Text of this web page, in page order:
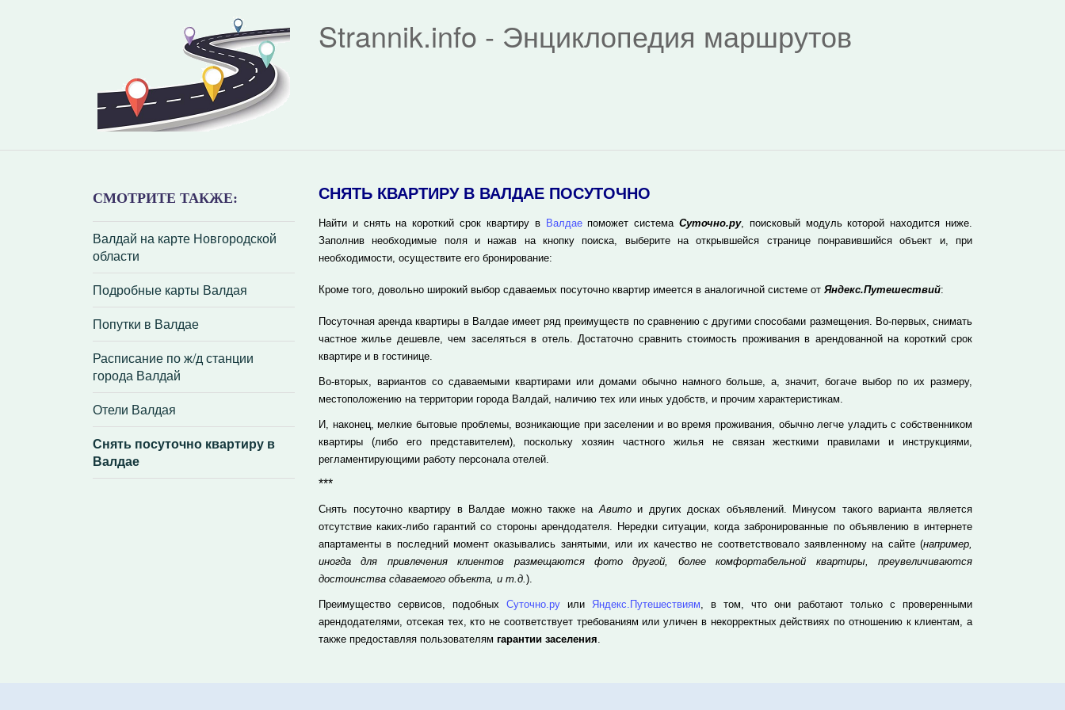
Strannik.info - Энциклопедия маршрутов
СМОТРИТЕ ТАКЖЕ:
Валдай на карте Новгородской
области
Подробные карты Валдая
Попутки в Валдае
Расписание по ж/д станции
города Валдай
Отели Валдая
Снять посуточно квартиру в
Валдае
СНЯТЬ КВАРТИРУ В ВАЛДАЕ ПОСУТОЧНО
Найти и снять на короткий срок квартиру в Валдаепоможет система Суточно.ру, поисковый модуль которой находится ниже.
Заполнив необходимые поля и нажав на кнопку поиска, выберите на открывшейся странице понравившийся объект и, при
необходимости, осуществите его бронирование:
Кроме того, довольно широкий выбор сдаваемых посуточно квартир имеется в аналогичной системе от Яндекс.Путешествий:
Посуточная аренда квартиры в Валдае имеет ряд преимуществ по сравнению с другими способами размещения. Во-первых, снимать
частное жилье дешевле, чем заселяться в отель. Достаточно сравнить стоимость проживания в арендованной на короткий срок
квартире и в гостинице.
Во-вторых, вариантов со сдаваемыми квартирами или домами обычно намного больше, а, значит, богаче выбор по их размеру,
местоположению на территории города Валдай, наличию тех или иных удобств, и прочим характеристикам.
И, наконец, мелкие бытовые проблемы, возникающие при заселении и во время проживания, обычно легче уладить с собственником
квартиры (либо его представителем), поскольку хозяин частного жилья не связан жесткими правилами и инструкциями,
регламентирующими работу персонала отелей.
***
Снять посуточно квартиру в Валдае можно также наАвитои других досках объявлений. Минусом такого варианта является
отсутствие каких-либо гарантий со стороны арендодателя. Нередки ситуации, когда забронированные по объявлению в интернете
апартаменты в последний момент оказывались занятыми, или их качество не соответствовало заявленному на сайте (например,
иногда для привлечения клиентов размещаются фото другой, более комфортабельной квартиры, преувеличиваются
достоинства сдаваемого объекта, и т.д.).
Преимущество сервисов, подобных Суточно.ру или Яндекс.Путешествиям, в том, что они работают только с проверенными
арендодателями, отсекая тех, кто не соответствует требованиям или уличен в некорректных действиях по отношению к клиентам, а
также предоставляя пользователям гарантии заселения.